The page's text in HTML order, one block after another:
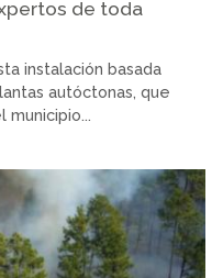
de toda
instalación basada
autóctonas, que